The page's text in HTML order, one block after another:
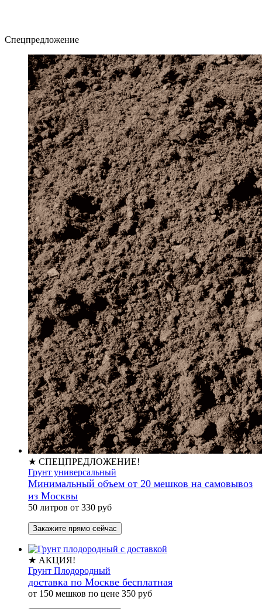
Спецпредложение
★ СПЕЦПРЕДЛОЖЕНИЕ!
Грунт универсальный
Минимальный объем от 20 мешков на самовывоз
из Москвы
50 литров от 330 руб
Закажите прямо сейчас
★ АКЦИЯ!
Грунт Плодородный
доставка по Москве бесплатная
от 150 мешков по цене 350 руб